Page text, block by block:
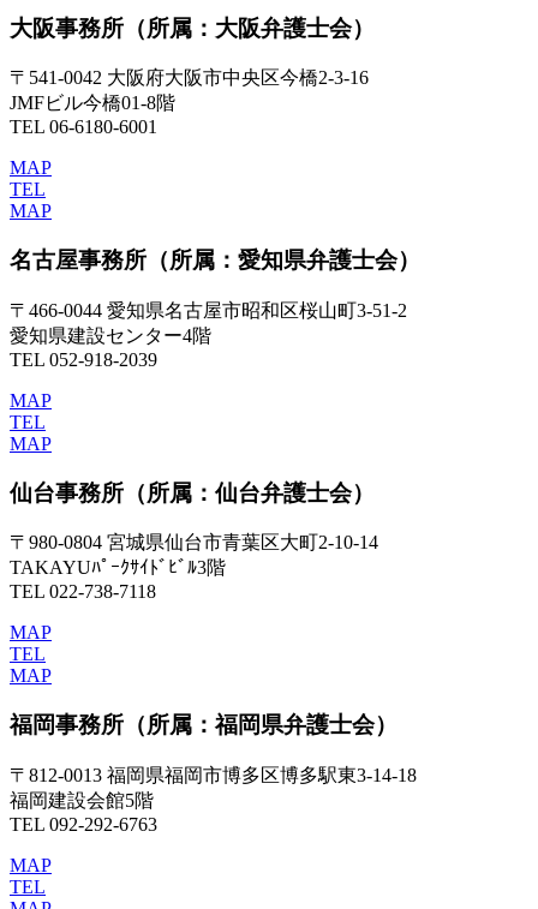
大阪事務所 （所属：大阪弁護士会）
〒541-0042 大阪府大阪市中央区今橋2-3-16
JMFビル今橋01-8階
TEL 06-6180-6001
MAP
TEL
MAP
名古屋事務所 （所属：愛知県弁護士会）
〒466-0044 愛知県名古屋市昭和区桜山町3-51-2
愛知県建設センター4階
TEL 052-918-2039
MAP
TEL
MAP
仙台事務所 （所属：仙台弁護士会）
〒980-0804 宮城県仙台市青葉区大町2-10-14
TAKAYUﾊﾟｰｸｻｲﾄﾞﾋﾞﾙ3階
TEL 022-738-7118
MAP
TEL
MAP
福岡事務所 （所属：福岡県弁護士会）
〒812-0013 福岡県福岡市博多区博多駅東3-14-18
福岡建設会館5階
TEL 092-292-6763
MAP
TEL